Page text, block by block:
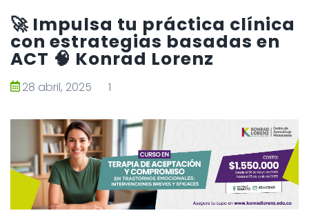
🚀 Impulsa tu práctica clínica
con estrategias basadas en
ACT 🧠 Konrad Lorenz
28 abril, 2025 1